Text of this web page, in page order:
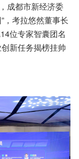
成都市新经济委
，考拉悠然董事长
位专家智囊团名
新任务揭榜挂帅